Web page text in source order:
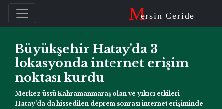
Mersin Ceride
Büyükşehir Hatay'da 3
lokasyonda internet erişim
noktası kurdu
Merkez üssü Kahramanmaraş olan ve yıkıcı etkileri
Hatay’da da hissedilen deprem sonrası internet erişiminde